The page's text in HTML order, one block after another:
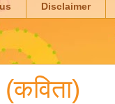
Disclaimer